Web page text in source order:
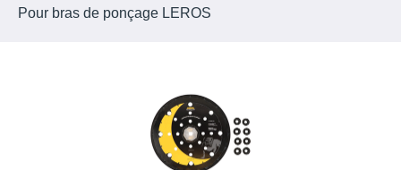
Pour bras de ponçage LEROS